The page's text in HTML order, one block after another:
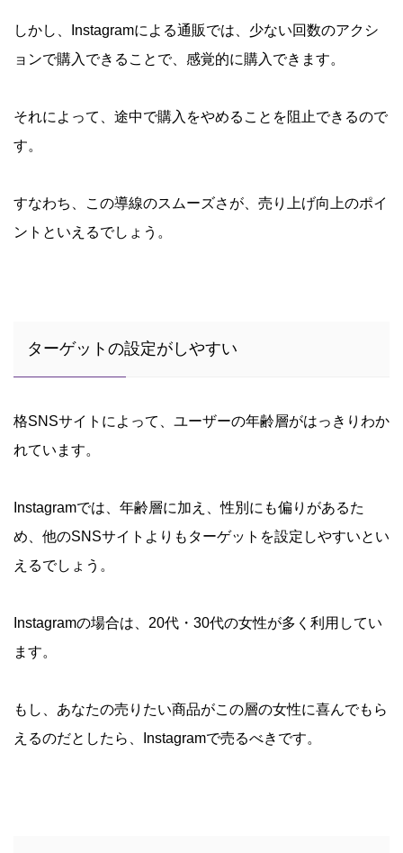
しかし、Instagramによる通販では、少ない回数のアクシ
ョンで購入できることで、感覚的に購入できます。
それによって、途中で購入をやめることを阻止できるので
す。
すなわち、この導線のスムーズさが、売り上げ向上のポイ
ントといえるでしょう。
ターゲットの設定がしやすい
格SNSサイトによって、ユーザーの年齢層がはっきりわか
れています。
Instagramでは、年齢層に加え、性別にも偏りがあるた
め、他のSNSサイトよりもターゲットを設定しやすいとい
えるでしょう。
Instagramの場合は、20代・30代の女性が多く利用してい
ます。
もし、あなたの売りたい商品がこの層の女性に喜んでもら
えるのだとしたら、Instagramで売るべきです。